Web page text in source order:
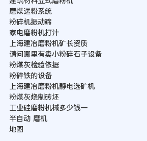
磨煤送粉系统
粉碎机振动筛
家电磨粉机打汁
上海建冶磨粉机矿长资质
请问哪里有卖小粉碎石子设备
粉煤灰检验依据
粉碎铁的设备
上海建冶磨粉机静电选矿机
粉煤灰烧制砖坯
工业硅磨粉机械多少钱一
半自动 磨机
地图